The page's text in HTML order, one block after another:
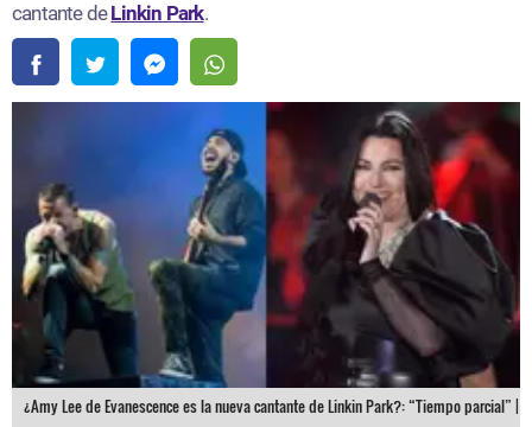
cantante deLinkin Park.
¿Amy Lee de Evanescence es la nueva cantante de Linkin Park?: “Tiempo parcial” |